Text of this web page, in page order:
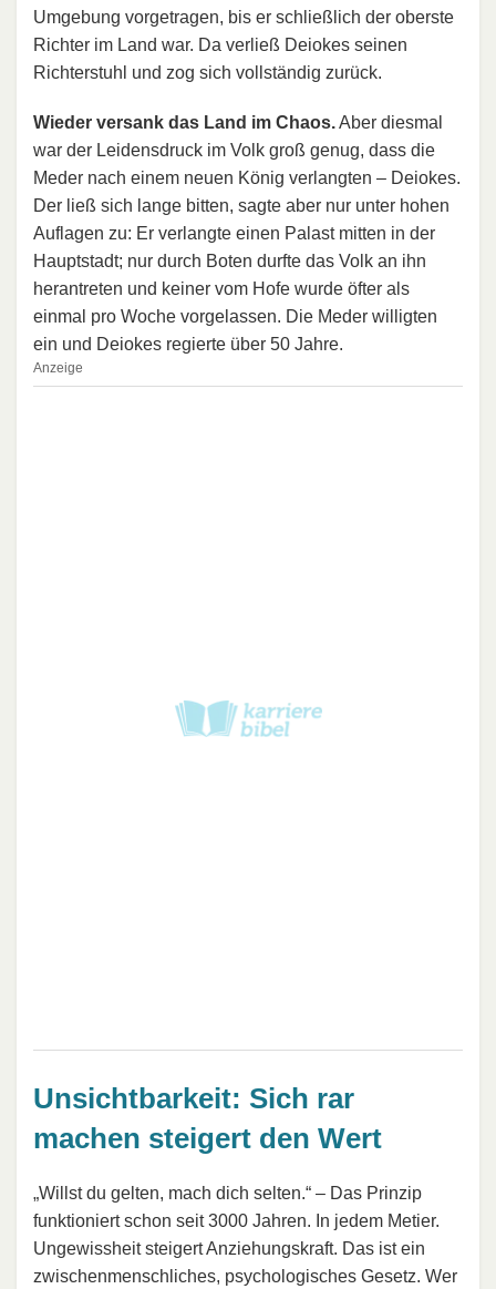
Umgebung vorgetragen, bis er schließlich der oberste
Richter im Land war. Da verließ Deiokes seinen
Richterstuhl und zog sich vollständig zurück.
Wieder versank das Land im Chaos.Aber diesmal
war der Leidensdruck im Volk groß genug, dass die
Meder nach einem neuen König verlangten – Deiokes.
Der ließ sich lange bitten, sagte aber nur unter hohen
Auflagen zu: Er verlangte einen Palast mitten in der
Hauptstadt; nur durch Boten durfte das Volk an ihn
herantreten und keiner vom Hofe wurde öfter als
einmal pro Woche vorgelassen. Die Meder willigten
ein und Deiokes regierte über 50 Jahre.
Anzeige
Unsichtbarkeit: Sich rar
machen steigert den Wert
„Willst du gelten, mach dich selten.“ – Das Prinzip
funktioniert schon seit 3000 Jahren. In jedem Metier.
Ungewissheit steigert Anziehungskraft. Das ist ein
zwischenmenschliches, psychologisches Gesetz. Wer